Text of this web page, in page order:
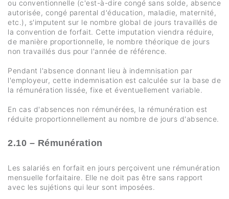
ou conventionnelle (c'est-à-dire congé sans solde, absence
autorisée, congé parental d'éducation, maladie, maternité,
etc.), s'imputent sur le nombre global de jours travaillés de
la convention de forfait. Cette imputation viendra réduire,
de manière proportionnelle, le nombre théorique de jours
non travaillés dus pour l'année de référence.
Pendant l'absence donnant lieu à indemnisation par
l'employeur, cette indemnisation est calculée sur la base de
la rémunération lissée, fixe et éventuellement variable.
En cas d'absences non rémunérées, la rémunération est
réduite proportionnellement au nombre de jours d'absence.
2.10 – Rémunération
Les salariés en forfait en jours perçoivent une rémunération
mensuelle forfaitaire. Elle ne doit pas être sans rapport
avec les sujétions qui leur sont imposées.